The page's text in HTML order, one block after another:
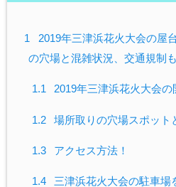
1
2019年三津浜花火大会の屋
の穴場と混雑状況、交通規制
1.1 2019年三津浜花火大会の
1.2 場所取りの穴場スポット
1.3 アクセス方法！
1.4
三津浜花火大会の駐車